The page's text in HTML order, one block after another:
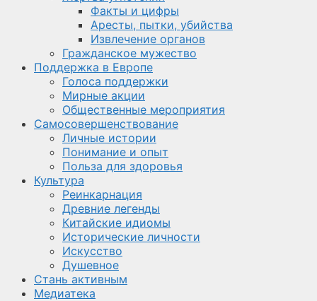
Факты и цифры
Аресты, пытки, убийства
Извлечение органов
Гражданское мужество
Поддержка в Европе
Голоса поддержки
Мирные акции
Общественные мероприятия
Самосовершенствование
Личные истории
Понимание и опыт
Польза для здоровья
Культура
Реинкарнация
Древние легенды
Китайские идиомы
Исторические личности
Искусство
Душевное
Стань активным
Медиатека